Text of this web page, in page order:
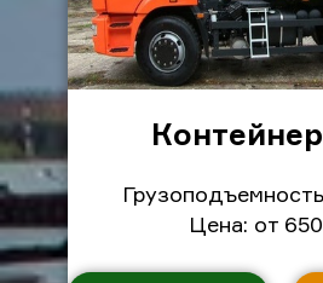
Цена: от